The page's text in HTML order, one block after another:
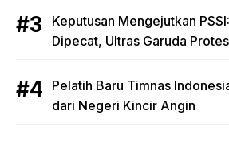
Keputusan Mengejutkan
Dipecat, Ultras Garuda Protes
Pelatih Baru Timnas
dari Negeri Kincir Angin